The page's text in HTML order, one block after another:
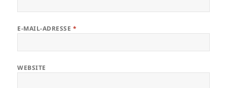
E-MAIL-ADRESSE *
WEBSITE